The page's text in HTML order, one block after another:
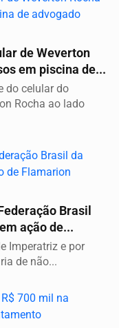
de Weverton
em piscina de...
do celular do
Rocha ao lado
Brasil
ação de...
Imperatriz e por
de não...